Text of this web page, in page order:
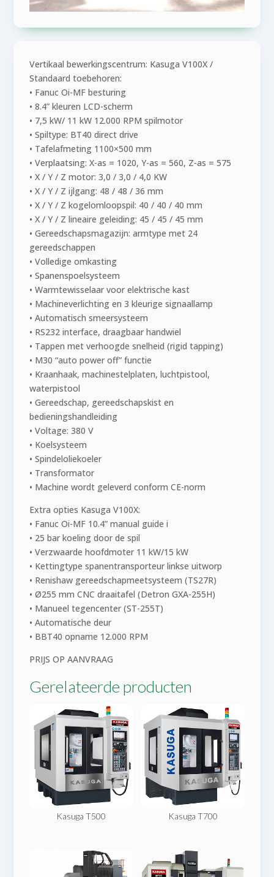
Vertikaal bewerkingscentrum: Kasuga V100X /
Standaard toebehoren:
• Fanuc Oi-MF besturing
• 8.4” kleuren LCD-scherm
• 7,5 kW/ 11 kW 12.000 RPM spilmotor
• Spiltype: BT40 direct drive
• Tafelafmeting 1100×500 mm
• Verplaatsing: X-as = 1020, Y-as = 560, Z-as = 575
• X / Y / Z motor: 3,0 / 3,0 / 4,0 KW
• X / Y / Z ijlgang: 48 / 48 / 36 mm
• X / Y / Z kogelomloopspil: 40 / 40 / 40 mm
• X / Y / Z lineaire geleiding: 45 / 45 / 45 mm
• Gereedschapsmagazijn: armtype met 24
gereedschappen
• Volledige omkasting
• Spanenspoelsysteem
• Warmtewisselaar voor elektrische kast
• Machineverlichting en 3 kleurige signaallamp
• Automatisch smeersysteem
• RS232 interface, draagbaar handwiel
• Tappen met verhoogde snelheid (rigid tapping)
• M30 “auto power off” functie
• Kraanhaak, machinestelplaten, luchtpistool,
waterpistool
• Gereedschap, gereedschapskist en
bedieningshandleiding
• Voltage: 380 V
• Koelsysteem
• Spindeloliekoeler
• Transformator
• Machine wordt geleverd conform CE-norm​
Extra opties Kasuga V100X:​
• Fanuc Oi-MF 10.4” manual guide i​
• 25 bar koeling door de spil​
• Verzwaarde hoofdmoter 11 kW/15 kW​
• Kettingtype spanentransporteur linkse uitworp​
• Renishaw gereedschapmeetsysteem (TS27R)​
• Ø255 mm CNC draaitafel (Detron GXA-255H)​
• Manueel tegencenter (ST-255T)​
• Automatische deur​
• BBT40 opname 12.000 RPM​
PRIJS OP AANVRAAG
Gerelateerde producten
Kasuga T500 Kasuga T700